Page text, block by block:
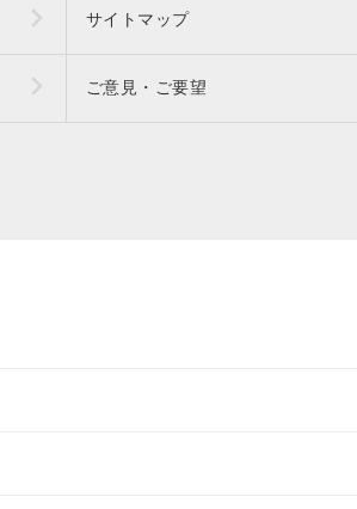
サイトマップ
ご意見・ご要望